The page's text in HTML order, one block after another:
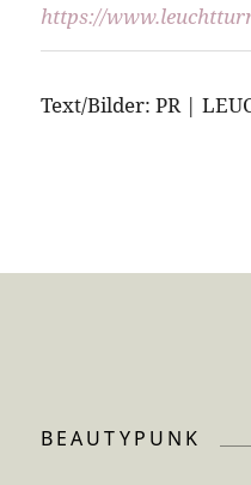
https://
Text/Bilder: PR |
BEAUTYPUNK